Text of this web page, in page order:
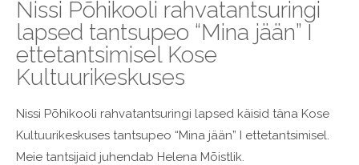
Nissi Põhikooli rahvatantsuringi
lapsed tantsupeo “Mina jään” I
ettetantsimisel Kose
Kultuurikeskuses
Nissi Põhikooli rahvatantsuringi lapsed käisid täna Kose
Kultuurikeskuses tantsupeo “Mina jään” I ettetantsimisel.
Meie tantsijaid juhendab Helena Mõistlik.